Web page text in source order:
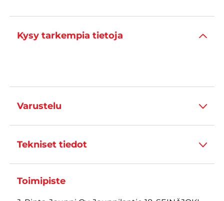
Kysy tarkempia tietoja
Varustelu
Tekniset tiedot
Toimipiste